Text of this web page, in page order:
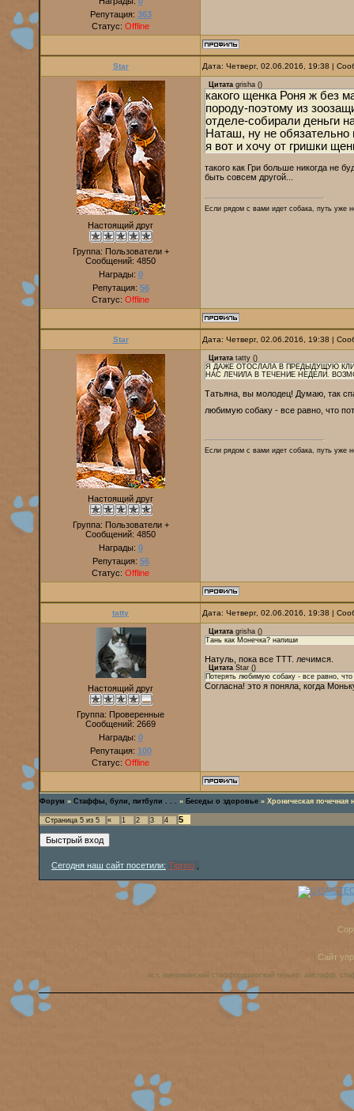
Репутация: 363
Статус: Offline
Star Дата: Четверг, 02.06.2016, 19:38 |
Настоящий друг
Группа: Пользователи +
Сообщений: 4850
Награды: 0
Репутация: 56
Статус: Offline
Цитата grisha ()
какого щенка Роня ж без
породу-поэтому из
отделе-собирали деньги
Наташ, ну не
я вот и хочу от гришки
такого как Гри больше никогда не
быть совсем другой...
Если рядом с вами идет собака, путь уже
Star Дата: Четверг, 02.06.2016, 19:38 |
Настоящий друг
Группа: Пользователи +
Сообщений: 4850
Награды: 0
Репутация: 56
Статус: Offline
Цитата tatty ()
Я ДАЖЕ ОТОСЛАЛА В ПРЕДЫДУЩУЮ
НАС ЛЕЧИЛА В ТЕЧЕНИЕ НЕДЕЛИ.
Татьяна, вы молодец! Думаю, так
любимую собаку - все равно, что
Если рядом с вами идет собака, путь уже
tatty Дата: Четверг, 02.06.2016, 19:38 |
Настоящий друг
Группа: Проверенные
Сообщений: 2669
Награды: 0
Репутация: 100
Статус: Offline
Цитата grisha ()
Тань как Монечка? напиши
Натуль, пока все ТТТ. лечимся.
Цитата Star ()
Потерять любимую собаку - все равно, что
Согласна! это я поняла, когда
Форум » Стаффы, були, питбули . . . » Беседы о здоровье » Хроническая почечная
Страница 5 из 5 « 1 2 3 4 5
Сегодня наш сайт посетили: Tigrino
Сайт
аст, американский стаффордширский терьер, амстафф,